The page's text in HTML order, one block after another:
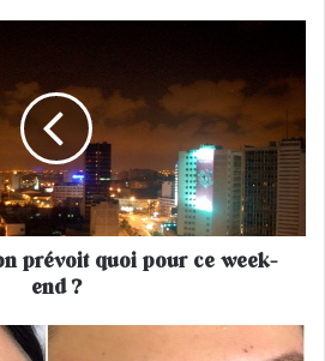
prévoit quoi pour ce week-
end ?